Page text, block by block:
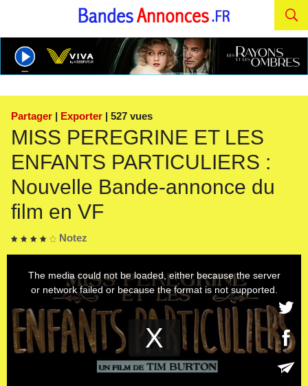
Partager | Exporter | 527 vues
MISS PEREGRINE ET LES
ENFANTS PARTICULIERS :
Nouvelle Bande-annonce du
film en VF
Notez